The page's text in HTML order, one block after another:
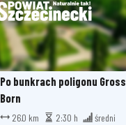
Po bunkrach poligonu Gross
Born
26.0 km 2:30 h średni